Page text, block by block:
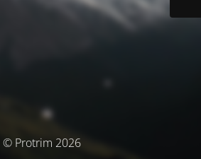
© Protrim 2026